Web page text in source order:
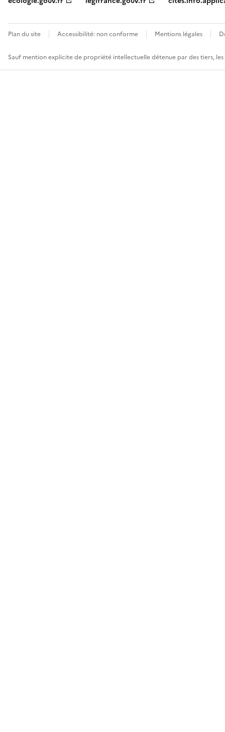
Plan du site Accessibilité: non conforme Mentions légales
Sauf mention explicite de propriété intellectuelle détenue par des tiers,